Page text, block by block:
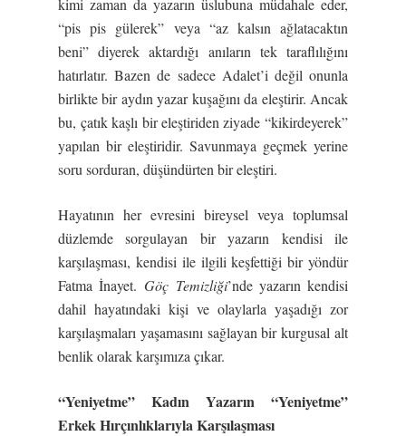
kimi zaman da yazarın üslubuna müdahale eder,
“pis pis gülerek” veya “az kalsın ağlatacaktın
beni” diyerek aktardığı anıların tek taraflılığını
hatırlatır. Bazen de sadece Adalet’i değil onunla
birlikte bir aydın yazar kuşağını da eleştirir. Ancak
bu, çatık kaşlı bir eleştiriden ziyade “kikirdeyerek”
yapılan bir eleştiridir. Savunmaya geçmek yerine
soru sorduran, düşündürten bir eleştiri.
Hayatının her evresini bireysel veya toplumsal
düzlemde sorgulayan bir yazarın kendisi ile
karşılaşması, kendisi ile ilgili keşfettiği bir yöndür
Fatma İnayet.Göç Temizliği’nde yazarın kendisi
dahil hayatındaki kişi ve olaylarla yaşadığı zor
karşılaşmaları yaşamasını sağlayan bir kurgusal alt
benlik olarak karşımıza çıkar.
“Yeniyetme” Kadın Yazarın “Yeniyetme”
Erkek Hırçınlıklarıyla Karşılaşması